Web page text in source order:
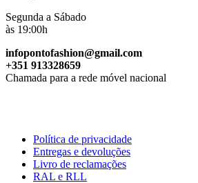
Segunda a Sábado 10h
às 19:00h
infopontofashion@gmail.com
+351 913328659
Chamada para a rede móvel nacional
Política de privacidade
Entregas e devoluções
Livro de reclamações
RAL e RLL